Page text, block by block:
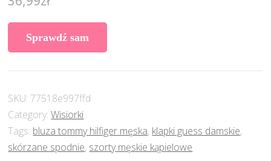
Sprawdź sam
SKU: 77518e997ffd
Category:Wisiorki
Tags: bluza tommy hilfiger męska, klapki guess damskie,
skórzane spodnie, szorty męskie kąpielowe